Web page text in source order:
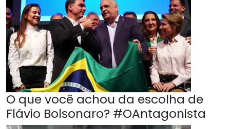
O que você achou da escolha de
Flávio Bolsonaro? #OAntagonista